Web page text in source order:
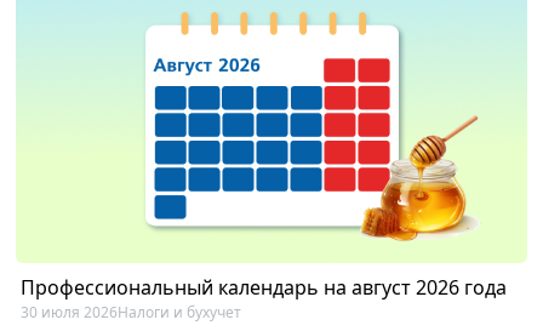
Профессиональный календарь на август 2026 года
30 июля 2026Налоги и бухучет